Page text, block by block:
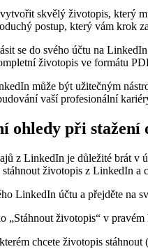
skvělý životopis, který
postup, který vám krok
se do svého účtu na
životopis ve formátu
může být užitečným
vaší profesionální
ohledy při
z LinkedIn je důležité brát v
stáhnout životopis z LinkedIn a
LinkedIn účtu a přejděte na
„Stáhnout životopis“ v
chcete životopis stáhnout